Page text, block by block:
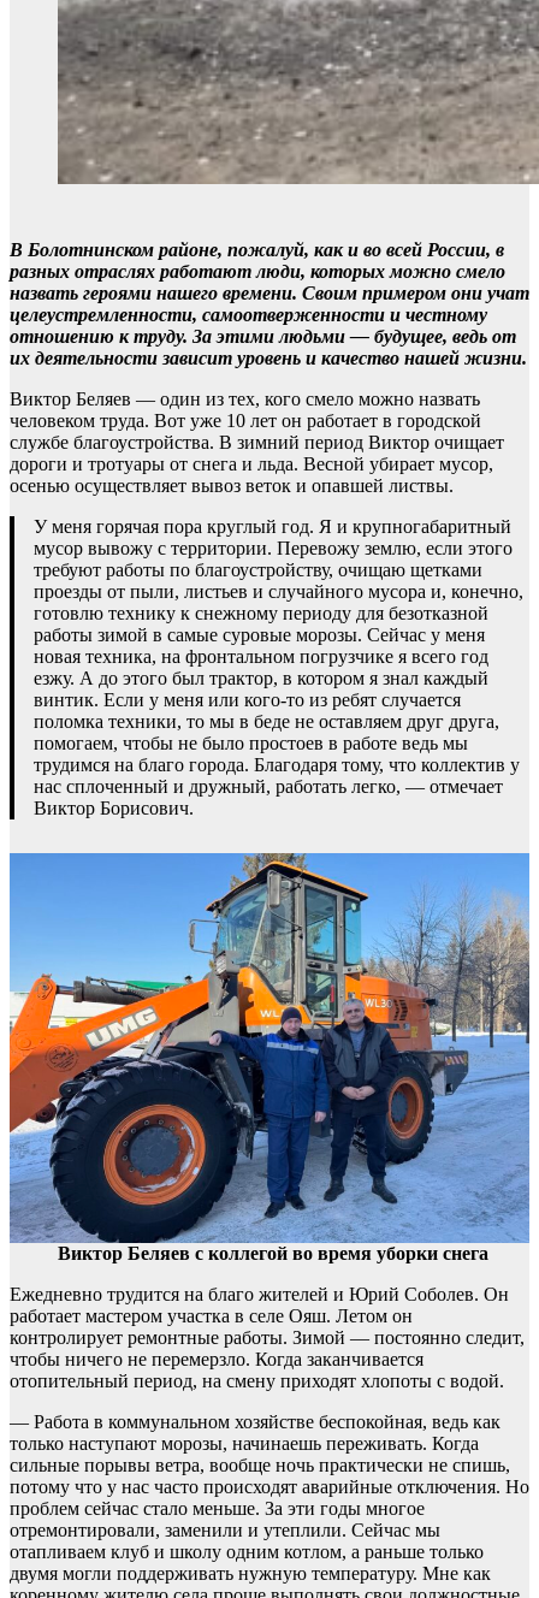
В Болотнинском районе, пожалуй, как и во всей России, в
разных отраслях работают люди, которых можно смело
назвать героями нашего времени. Своим примером они учат
целеустремленности, самоотверженности и честному
отношению к труду. За этими людьми — будущее, ведь от
их деятельности зависит уровень и качество нашей жизни.
Виктор Беляев — один из тех, кого смело можно назвать
человеком труда. Вот уже 10 лет он работает в городской
службе благоустройства. В зимний период Виктор очищает
дороги и тротуары от снега и льда. Весной убирает мусор,
осенью осуществляет вывоз веток и опавшей листвы.
У меня горячая пора круглый год. Я и крупногабаритный
мусор вывожу с территории. Перевожу землю, если этого
требуют работы по благоустройству, очищаю щетками
проезды от пыли, листьев и случайного мусора и, конечно,
готовлю технику к снежному периоду для безотказной
работы зимой в самые суровые морозы. Сейчас у меня
новая техника, на фронтальном погрузчике я всего год
езжу. А до этого был трактор, в котором я знал каждый
винтик. Если у меня или кого-то из ребят случается
поломка техники, то мы в беде не оставляем друг друга,
помогаем, чтобы не было простоев в работе ведь мы
трудимся на благо города. Благодаря тому, что коллектив у
нас сплоченный и дружный, работать легко, — отмечает
Виктор Борисович.
Виктор Беляев с коллегой во время уборки снега
Ежедневно трудится на благо жителей и Юрий Соболев. Он
работает мастером участка в селе Ояш. Летом он
контролирует ремонтные работы. Зимой — постоянно следит,
чтобы ничего не перемерзло. Когда заканчивается
отопительный период, на смену приходят хлопоты с водой.
— Работа в коммунальном хозяйстве беспокойная, ведь как
только наступают морозы, начинаешь переживать. Когда
сильные порывы ветра, вообще ночь практически не спишь,
потому что у нас часто происходят аварийные отключения. Но
проблем сейчас стало меньше. За эти годы многое
отремонтировали, заменили и утеплили. Сейчас мы
отапливаем клуб и школу одним котлом, а раньше только
двумя могли поддерживать нужную температуру. Мне как